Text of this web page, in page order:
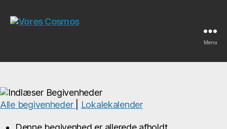
Cosmos
Menu
Alle begivenheder Lokalekalender